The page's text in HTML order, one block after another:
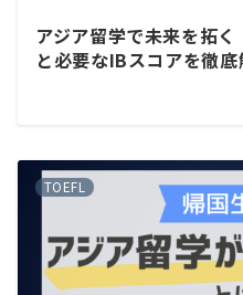
アジア留学で未来を拓
と必要なIBスコアを徹底
TOEFL